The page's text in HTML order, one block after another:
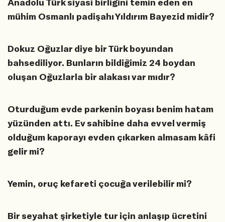
mühim Osmanlı padişahı Yıldırım Bayezid midir?
Dokuz Oğuzlar diye bir Türk boyundan
bahsediliyor. Bunların bildiğimiz 24 boydan
oluşan Oğuzlarla bir alakası var mıdır?
Oturduğum evde parkenin boyası benim hatam
yüzünden attı. Ev sahibine daha evvel vermiş
olduğum kaporayı evden çıkarken almasam kâfi
gelir mi?
Yemin, oruç kefareti çocuğa verilebilir mi?
Bir seyahat şirketiyle tur için anlaşıp ücretini